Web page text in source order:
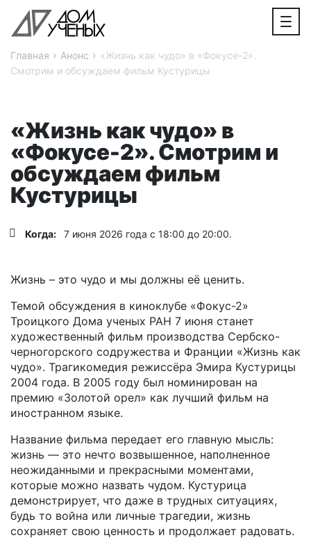
Главная › Анонс › «Жизнь как чудо» в «Фокусе-2».
Смотрим и обсуждаем фильм Кустурицы
«Жизнь как чудо» в
«Фокусе-2». Смотрим и
обсуждаем фильм
Кустурицы
Когда: 7 июня 2026 года с 18:00 до 20:00.
Жизнь – это чудо и мы должны её ценить.
Темой обсуждения в киноклубе «Фокус-2»
Троицкого Дома ученых РАН 7 июня станет
художественный фильм производства Сербско-
черногорского содружества и Франции «Жизнь как
чудо». Трагикомедия режиссёра Эмира Кустурицы
2004 года. В 2005 году был номинирован на
премию «Золотой орел» как лучший фильм на
иностранном языке.
Название фильма передает его главную мысль:
жизнь — это нечто возвышенное, наполненное
неожиданными и прекрасными моментами,
которые можно назвать чудом. Кустурица
демонстрирует, что даже в трудных ситуациях,
будь то война или личные трагедии, жизнь
сохраняет свою ценность и продолжает радовать.